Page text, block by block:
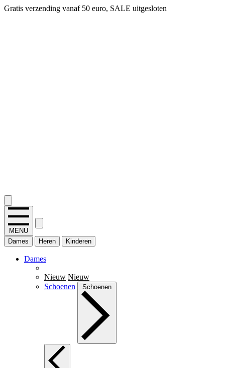
Gratis verzending vanaf 50 euro, SALE uitgesloten
MENU
Dames
Heren Kinderen
Dames
Nieuw Nieuw
Schoenen
Schoenen